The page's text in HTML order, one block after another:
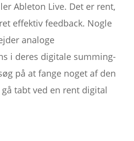
Ableton Live. Det er rent,
effektiv feedback. Nogle
analoge
i deres digitale summing-
på at fange noget af den
tabt ved en rent digital